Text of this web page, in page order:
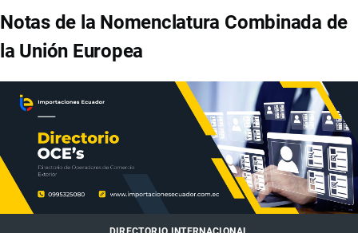
Notas de la Nomenclatura Combinada de
la Unión Europea